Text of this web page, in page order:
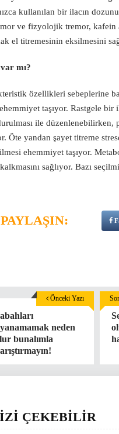
kullanılan bir ilacın
ve fizyolojik tremor, kafein
el titremesinin eksilmesini
mı?
özellikleri sebeplerine
taşıyor. Rastgele
ile
Öte yandan şayet titreme
ehemmiyet taşıyor.
sağlıyor. Bazı
PAYLAŞIN:
neden
bunalımla
Önceki Yazı
ÇEKEBİLİR